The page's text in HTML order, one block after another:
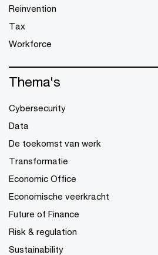
Reinvention
Tax
Workforce
Thema's
Cybersecurity
Data
De toekomst van werk
Transformatie
Economic Office
Economische veerkracht
Future of Finance
Risk & regulation
Sustainability